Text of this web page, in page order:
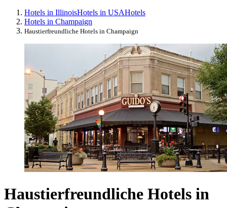
Hotels in IllinoisHotels in USAHotels
Hotels in Champaign
Haustierfreundliche Hotels in Champaign
Haustierfreundliche Hotels in